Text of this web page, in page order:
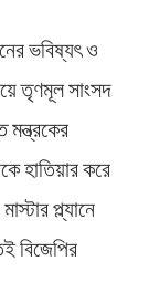
ভবিষ্যৎ ও
তৃণমূল সাংসদ
মন্ত্রকের
হাতিয়ার করে
প্ল্য‍ানে
বিজেপির